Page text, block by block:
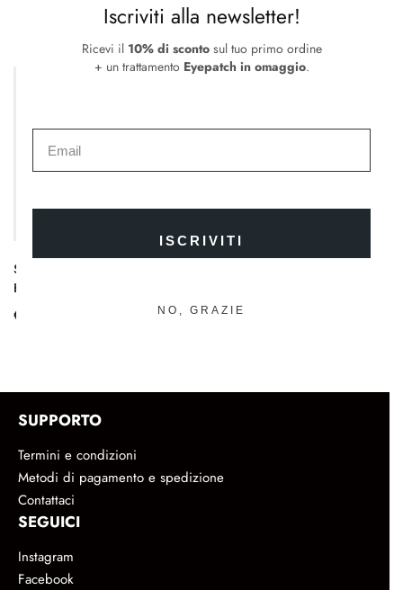
Prodotti correlati
Secret Lip Balm Refill | Ricarica
Balsamo Labbra
€ €28.00
SUPPORTO
Termini e condizioni
Metodi di pagamento e spedizione
Contattaci
SEGUICI
Instagram
Facebook
Iscriviti alla newsletter!
Ricevi il 10% di scontosul tuo primo ordine
+ un trattamento Eyepatch in omaggio.
ISCRIVITI
NO, GRAZIE